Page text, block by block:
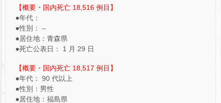
【概要・国内死亡 18,516 例目】
●年代：
●性別： –
●居住地：青森県
●死亡公表日： 1 月 29 日
【概要・国内死亡 18,517 例目】
●年代： 90 代以上
●性別：男性
●居住地：福島県